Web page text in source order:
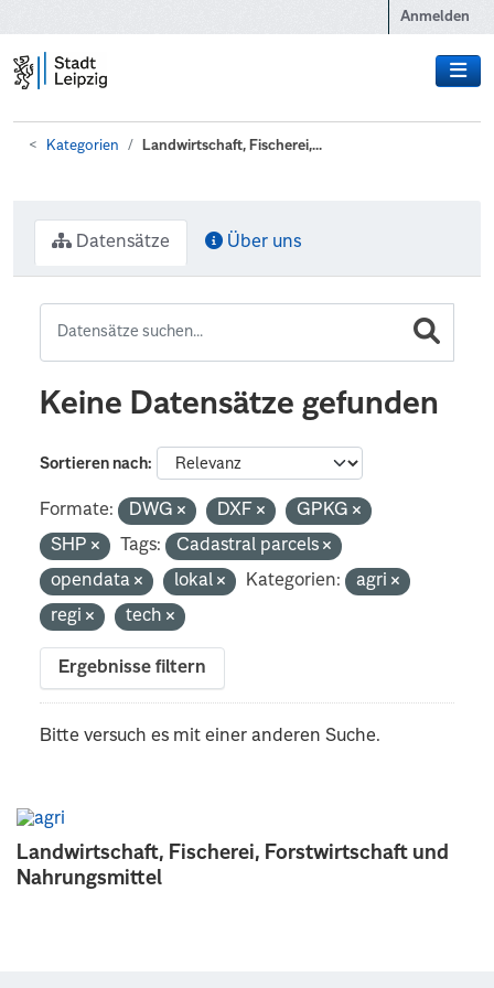
Anmelden
Kategorien Landwirtschaft, Fischerei,...
Landwirtschaft, Fischerei, Forstwirtschaft und
Nahrungsmittel
Datensätze Über uns
Keine Datensätze gefunden
Sortieren nach
Formate: DWG DXF
GPKG
SHP
Tags:
Cadastral parcels
opendata
lokal Kategorien:
agri
regi
tech
Ergebnisse filtern
Bitte versuch es mit einer anderen Suche.